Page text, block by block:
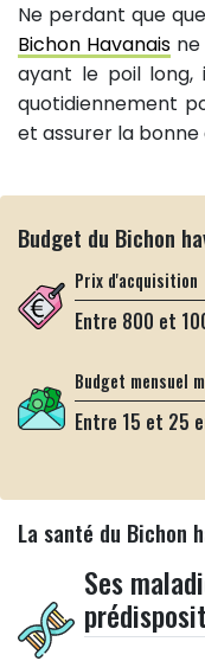
Ne perdant que
Bichon Havanais
ayant le poil long,
quotidiennement
et assurer la
Budget du Bichon
Prix d'acquisition
Entre 800 et
Budget mensuel
Entre 15 et 25
La santé du Bichon
Ses